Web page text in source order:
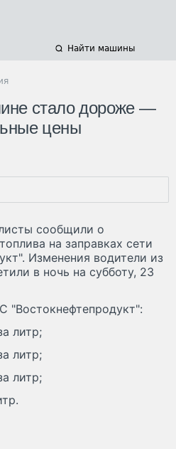
Найти машины
стало дороже —
цены
сообщили о
на заправках сети
Изменения водители из
в ночь на субботу, 23
"Востокнефтепродукт":
литр;
литр;
литр;